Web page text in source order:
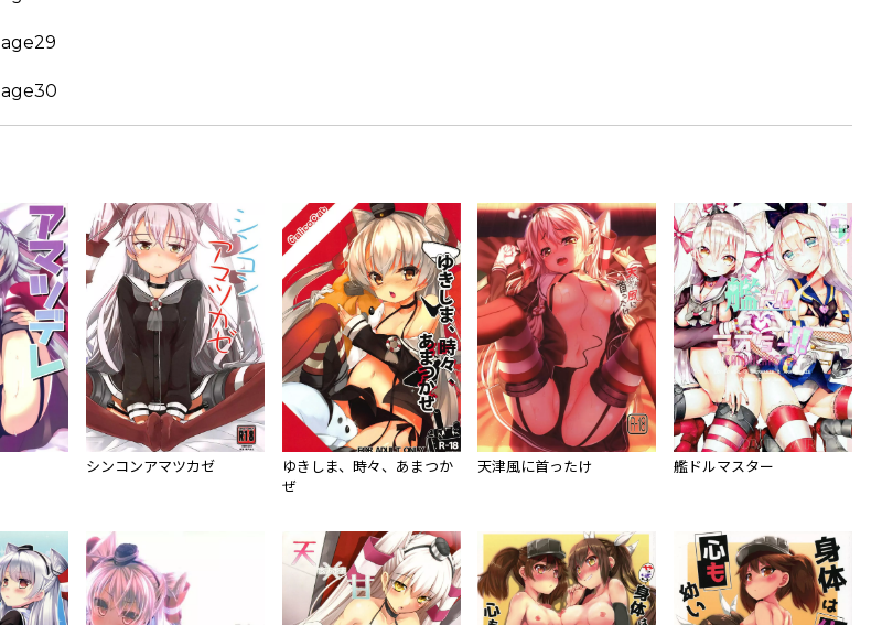
シンコンアマツカゼ
ゆきしま、時々、あまつか
ぜ
天津風に首ったけ 艦ドルマスター